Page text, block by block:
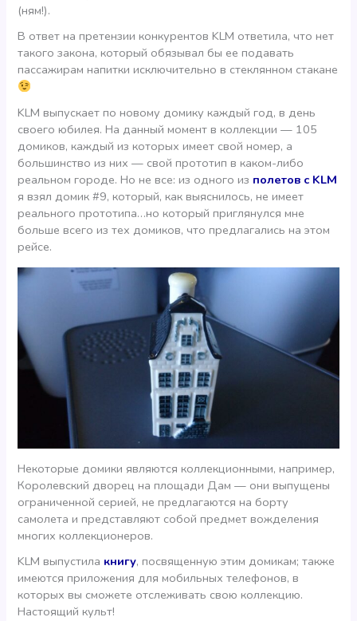
(ням!).
В ответ на претензии конкурентов KLM ответила, что нет
такого закона, который обязывал бы ее подавать
пассажирам напитки исключительно в стеклянном стакане
KLM выпускает по новому домику каждый год, в день
своего юбилея. На данный момент в коллекции — 105
домиков, каждый из которых имеет свой номер, а
большинство из них — свой прототип в каком-либо
реальном городе. Но не все: из одного из полетов с KLM
я взял домик #9, который, как выяснилось, не имеет
реального прототипа…но который приглянулся мне
больше всего из тех домиков, что предлагались на этом
рейсе.
Некоторые домики являются коллекционными, например,
Королевский дворец на площади Дам — они выпущены
ограниченной серией, не предлагаются на борту
самолета и представляют собой предмет вожделения
многих коллекционеров.
KLM выпустила книгу, посвященную этим домикам; также
имеются приложения для мобильных телефонов, в
которых вы сможете отслеживать свою коллекцию.
Настоящий культ!